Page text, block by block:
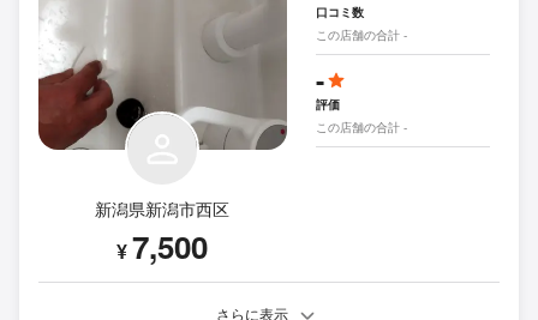
新潟県新潟市西区
¥7,500
口コミ数
この店舗の合計 -
-
評価
この店舗の合計 -
さらに表示